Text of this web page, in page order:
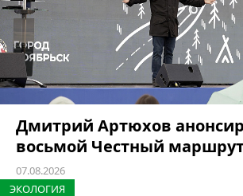
Дмитрий Артюхов
восьмой Честный
07.08.2026
ЭКОЛОГИЯ